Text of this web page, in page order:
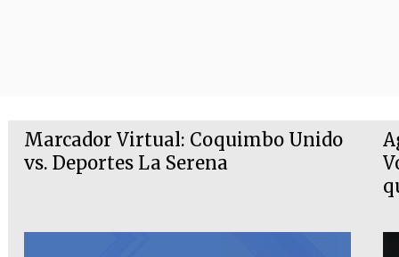
Marcador Virtual: Coquimbo Unido
vs. Deportes La Serena